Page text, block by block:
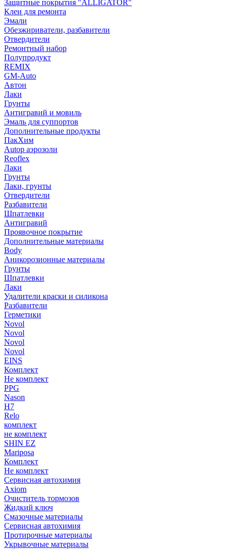
Защитные покрытия "ALLIGATOR"
Клеи для ремонта
Эмали
Обезжириватели, разбавители
Отвердители
Ремонтный набор
Полупродукт
REMIX
GM-Auto
Автон
Лаки
Грунты
Антигравий и мовиль
Эмаль для суппортов
Дополнительные продукты
ПакХим
Autop аэрозоли
Reoflex
Лаки
Грунты
Лаки, грунты
Отвердители
Разбавители
Шпатлевки
Антигравий
Проявочное покрытие
Дополнительные материалы
Body
Аникорозионные материалы
Грунты
Шпатлевки
Лаки
Удалители краски и силикона
Разбавители
Герметики
Novol
Novol
Novol
Novol
EINS
Комплект
Не комплект
PPG
Nason
H7
Relo
комплект
не комплект
SHIN EZ
Mariposa
Комплект
Не комплект
Сервисная автохимия
Axiom
Очиститель тормозов
Жидкий ключ
Смазочные материалы
Сервисная автохимия
Протирочные материалы
Укрывочные материалы